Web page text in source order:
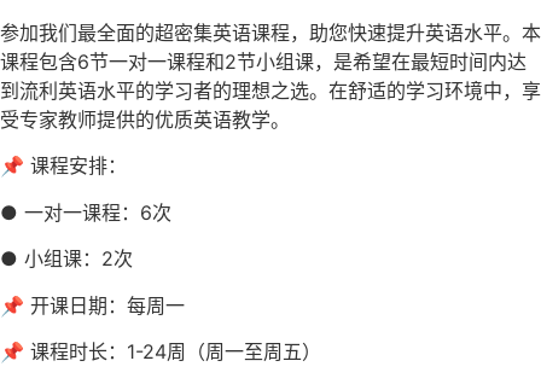
参加我们最全面的超密集英语课程，助您快速提升英语水平。本
课程包含6节一对一课程和2节小组课，是希望在最短时间内达
到流利英语水平的学习者的理想之选。在舒适的学习环境中，享
受专家教师提供的优质英语教学。
📌 课程安排：
● 一对一课程：6次
● 小组课：2次
📌 开课日期：每周一
📌 课程时长：1-24周（周一至周五）